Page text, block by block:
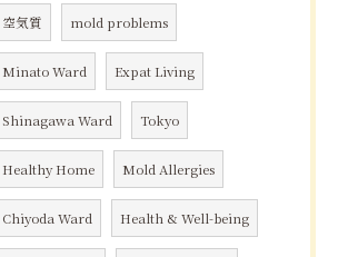
空気質 mold problems
Minato Ward Expat Living
Shinagawa Ward Tokyo
Healthy Home Mold Allergies
Chiyoda Ward Health & Well-being